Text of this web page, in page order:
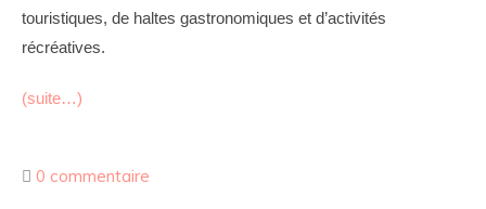
touristiques, de haltes gastronomiques et d’activités
récréatives.
(suite…)
0 commentaire